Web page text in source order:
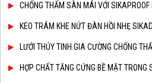
CHỐNG THẤM SÀN MÁI VỚI SIKAPROOF
KEO TRÁM KHE NỨT ĐÀN HỒI NHẸ
LƯỚI THỦY TINH GIA CƯỜNG CHỐNG
HỢP CHẤT TĂNG CỨNG BỀ MẶT